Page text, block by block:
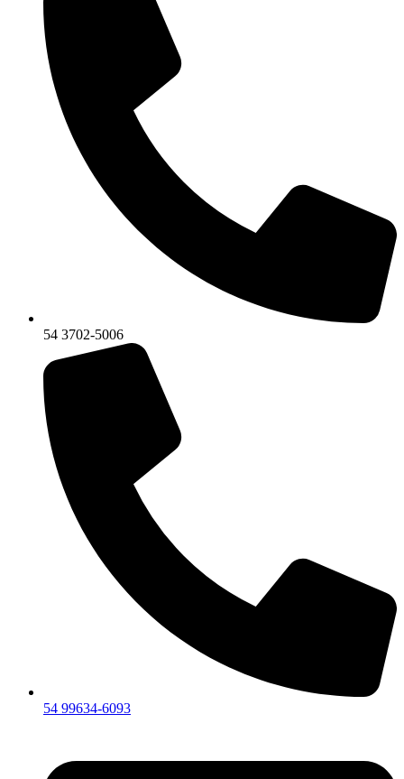
54 3702-5006
54 99634‑6093‬